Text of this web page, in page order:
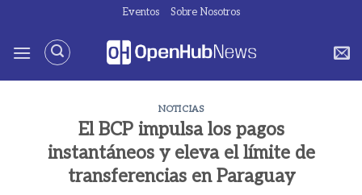
contenido
Eventos Sobre Nosotros
NOTICIAS
El BCP impulsa los pagos
instantáneos y eleva el límite de
transferencias en Paraguay